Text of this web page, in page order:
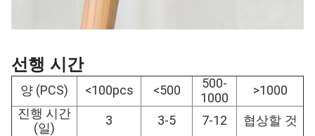
선행 시간
양 (PCS) <100pcs <500
500-
1000
>1000
진행 시간
(일)
3 3-5 7-12 협상할 것